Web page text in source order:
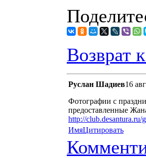
Возврат
Руслан Шадиев16
Фотографии с
предоставленные
http://club.desantura.ru/
ИмяЦитировать